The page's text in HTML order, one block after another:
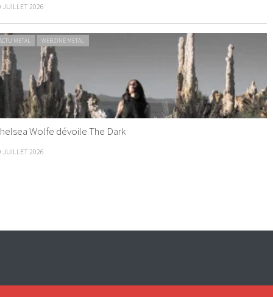
JUILLET 2026
METAL WEBZINE METAL
Wolfe dévoile The Dark
JUILLET 2026